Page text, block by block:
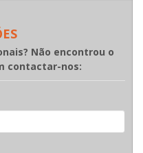
Não encontrou o
contactar-nos: